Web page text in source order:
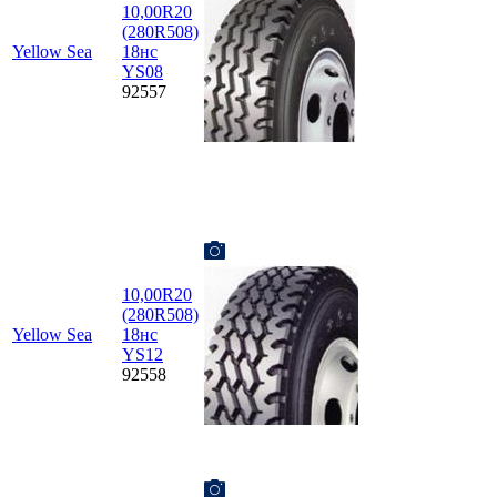
Yellow Sea
10,00R20
(280R508)
18нс
YS08
92557
Yellow Sea
10,00R20
(280R508)
18нс
YS12
92558